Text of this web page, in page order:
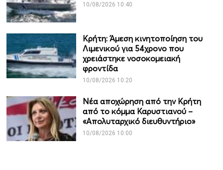
10/08/2026 10:40
Κρήτη: Άμεση κινητοποίηση του
Λιμενικού για 54χρονο που
χρειάστηκε νοσοκομειακή
φροντίδα
10/08/2026 10:20
Νέα αποχώρηση από την Κρήτη
από το κόμμα Καρυστιανού –
«Απολυταρχικό διευθυντήριο»
10/08/2026 10:00